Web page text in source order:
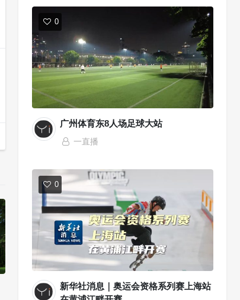
0
广州体育东8人场足球大站
一直播
0
新华社消息｜奥运会资格系列赛上海站